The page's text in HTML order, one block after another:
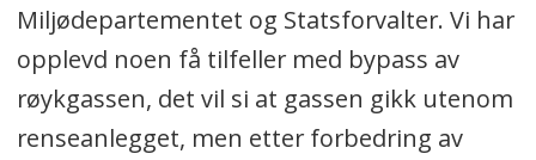
Miljødepartementet og Statsforvalter. Vi har
opplevd noen få tilfeller med bypass av
røykgassen, det vil si at gassen gikk utenom
renseanlegget, men etter forbedring av